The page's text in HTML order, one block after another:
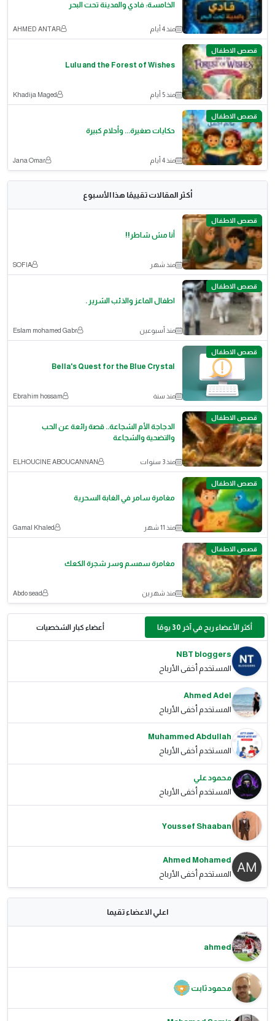
الخامسة: فادي والمدينة تحت البحر
منذ 4 أيام AHMED ANTAR
قصص الاطفال
Lulu and the Forest of Wishes
منذ 5 أيام Khadija Maged
قصص الاطفال
حكايات صغيرة... وأحلام كبيرة
منذ 4 أيام Jana Omar
أكثر المقالات تقييمًا هذا الأسبوع
قصص الاطفال
أنا مش شاطر!!
منذ شهر SOFIA
قصص الاطفال
اطفال الماعز والذئب الشرير .
منذ أسبوعين Eslam mohamed Gabr
قصص الاطفال
Bella's Quest for the Blue Crystal
منذ سنة Ebrahim hossam
قصص الاطفال
الدجاجة الأم الشجاعة.. قصة رائعة عن الحب
والتضحية والشجاعة
منذ 3 سنوات ELHOUCINE ABOUCANNAN
قصص الاطفال
مغامرة سامر في الغابة السحرية
منذ 11 شهر Gamal Khaled
قصص الاطفال
مغامرة سمسم وسر شجرة الكعك
منذ شهرين Abdo sead
أكثر الأعضاء ربح في آخر 30 يومًا أعضاء كبار الشخصيات
NBT bloggers
المستخدم أخفى الأرباح
Ahmed Adel
المستخدم أخفى الأرباح
Muhammed Abdullah
المستخدم أخفى الأرباح
محمود علي
المستخدم أخفى الأرباح
Youssef Shaaban
Ahmed Mohamed
المستخدم أخفى الأرباح
اعلي الاعضاء تقيما
ahmed
محمود ثابت